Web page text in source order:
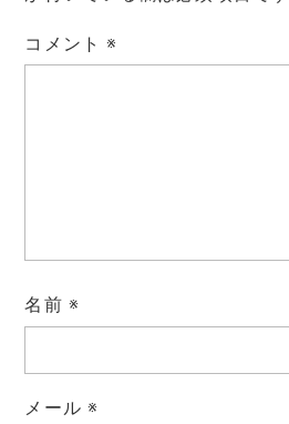
コメント※
名前 ※
メール ※